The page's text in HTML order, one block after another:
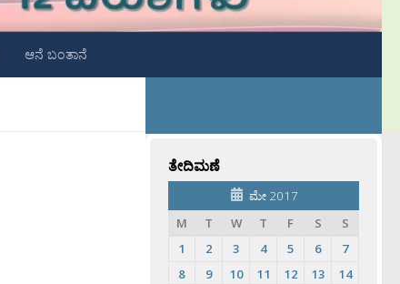
ಆನೆ ಬಂತಾನೆ
ತೇದಿಮಣೆ
ಮೇ 2017
M
T W T F S
S
1
2 3 4 5 6
7
8
9 10 11 12 13
14